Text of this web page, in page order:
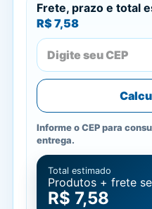
Frete, prazo e total
R$ 7,58
Informe o CEP para
entrega.
Total estimado
Produtos + frete
R$ 7,58